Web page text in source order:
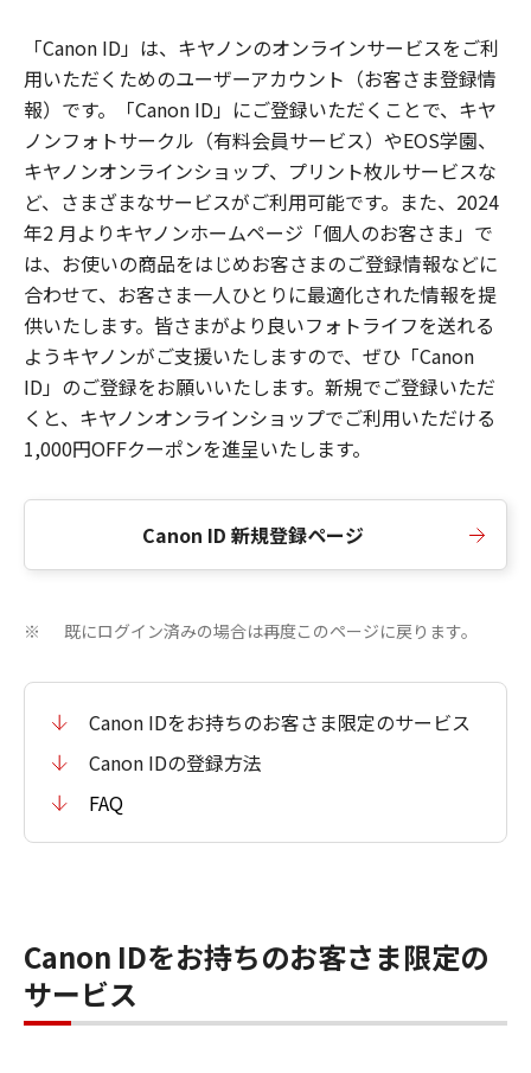
「Canon ID」は、キヤノンのオンラインサービスをご利
用いただくためのユーザーアカウント（お客さま登録情
報）です。「Canon ID」にご登録いただくことで、キヤ
ノンフォトサークル（有料会員サービス）やEOS学園、
キヤノンオンラインショップ、プリント枚ルサービスな
ど、さまざまなサービスがご利用可能です。また、2024
年2 月よりキヤノンホームページ「個人のお客さま」で
は、お使いの商品をはじめお客さまのご登録情報などに
合わせて、お客さま一人ひとりに最適化された情報を提
供いたします。皆さまがより良いフォトライフを送れる
ようキヤノンがご支援いたしますので、ぜひ「Canon
ID」のご登録をお願いいたします。新規でご登録いただ
くと、キヤノンオンラインショップでご利用いただける
1,000円OFFクーポンを進呈いたします。
Canon ID 新規登録ページ
※ 既にログイン済みの場合は再度このページに戻ります。
Canon IDをお持ちのお客さま限定のサービス
Canon IDの登録方法
FAQ
Canon IDをお持ちのお客さま限定の
サービス